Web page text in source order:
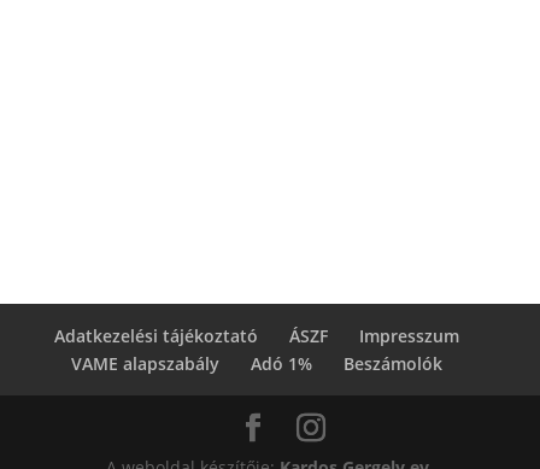
Adatkezelési tájékoztató ÁSZF
Impresszum
VAME alapszabály
Adó 1% Beszámolók